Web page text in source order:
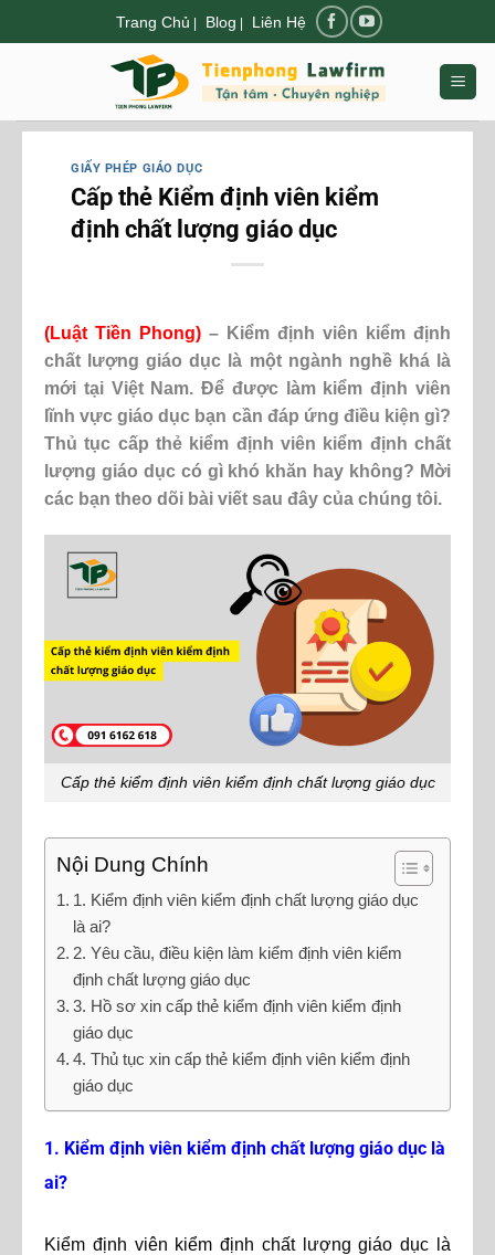
đến
Trang Chủ | Blog | Liên Hệ
GIẤY PHÉP GIÁO DỤC
Cấp thẻ Kiểm định viên kiểm
định chất lượng giáo dục
(Luật Tiền Phong) – Kiểm định viên kiểm định
chất lượng giáo dục là một ngành nghề khá là
mới tại Việt Nam. Để được làm kiểm định viên
lĩnh vực giáo dục bạn cần đáp ứng điều kiện gì?
Thủ tục cấp thẻ kiểm định viên kiểm định chất
lượng giáo dục có gì khó khăn hay không? Mời
các bạn theo dõi bài viết sau đây của chúng tôi.
Cấp thẻ kiểm định viên kiểm định chất lượng giáo dục
Nội Dung Chính
1. Kiểm định viên kiểm định chất lượng giáo dục
là ai?
2. Yêu cầu, điều kiện làm kiểm định viên kiểm
định chất lượng giáo dục
3. Hồ sơ xin cấp thẻ kiểm định viên kiểm định
giáo dục
4. Thủ tục xin cấp thẻ kiểm định viên kiểm định
giáo dục
1. Kiểm định viên kiểm định chất lượng giáo dục là
ai?
Kiểm định viên kiểm định chất lượng giáo dục là